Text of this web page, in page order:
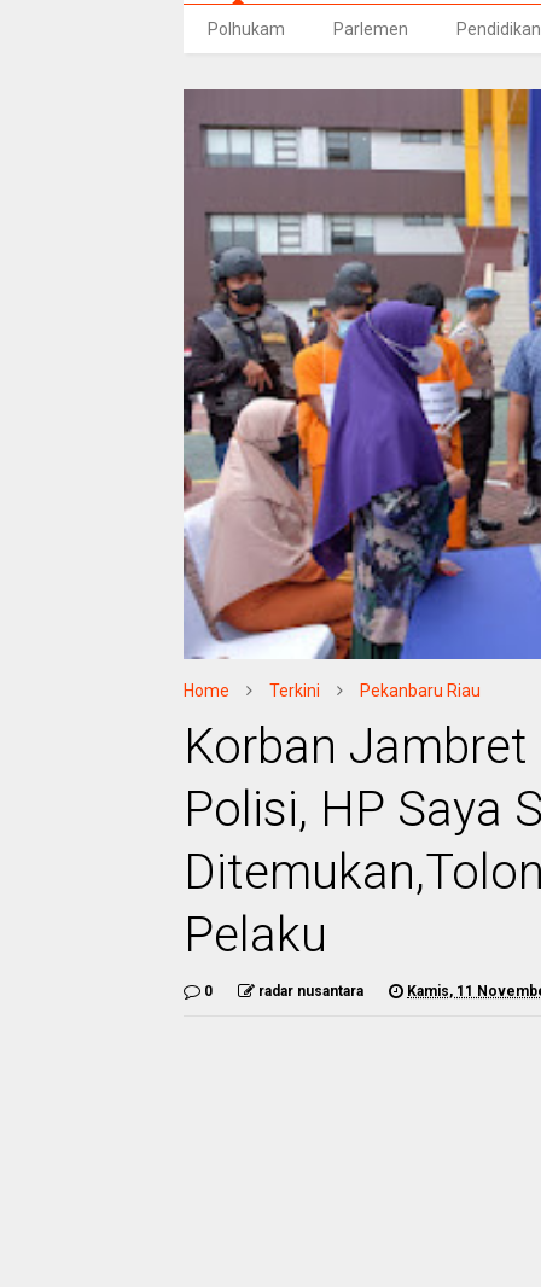
Polhukam Parlemen Pendidikan
Home Terkini Pekanbaru Riau
Korban
Polisi, HP Saya
Pelaku
0 radar nusantara Kamis, 11